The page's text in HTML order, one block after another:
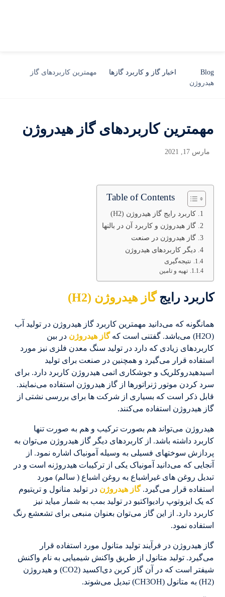
Blog اخبار گاز و کاربرد گازها
مهمترین کاربردهای گاز
هیدروژن
مهمترین کاربردهای گاز هیدروژن
مارس 17, 2021
Table of Contents
کاربرد رایج گاز هیدروژن (H2)
گاز هیدروژن و کاربرد آن در بالنها
گاز هیدروژن در صنعت
دیگر کاربردهای هیدروژن
نتیجه‌گیری
تهیه و تامین
کاربرد رایجگاز هیدروژن (H2)
همانگونه که می‌دانید مهمترین کاربرد گاز هیدروژن در تولید آب
(H2O) می‌باشد. گفتنی است که
گاز هیدروژن در بین
کاربردهای زیادی که دارد در تولید سنگ معدن فلزی نیز مورد
استفاده قرار می‌گیرد و همچنین در صنعت برای تولید
اسیدهیدروکلریک و جوشکاری اتمی هیدروژن کاربرد دارد. برای
سرد کردن موتور ژنراتورها از گاز هیدروژن استفاده می‌نمایند.
قابل ذکر است که بسیاری از شرکت ها برای بررسی نشتی از
گاز هیدروژن استفاده می‌کنند.
هیدروژن می‌تواند هم بصورت ترکیب و هم به صورت تنها
کاربرد داشته باشد. از کاربردهای دیگر گاز هیدروژن می‌توان به
پردازش سوختهای فسیلی به وسیله آمونیاک اشاره نمود. از
آنجایی که می‌دانید آمونیاک یکی از ترکیبات هیدروژنه است و در
تبدیل روغن های غیراشباع به روغن اشباع ( سالم) مورد
استفاده قرار می‌گیرد.گاز هیدروژندر تولید متانول و تریتیوم
که یک ایزوتوپ رادیواکتیو در تولید بمب به شمار میاید نیز
کاربرد دارد. از این گاز می‌توان بعنوان منبعی برای تشعشع رنگ
استفاده نمود.
گاز هیدروژن در فرآیند تولید متانول مورد استفاده قرار
می‌گیرد. تولید متانول از طریق واکنش شیمیایی به نام واکنش
شیفتر است که در آن گاز کربن دی‌اکسید (CO2) و هیدروژن
(H2) به متانول (CH3OH) تبدیل می‌شوند.